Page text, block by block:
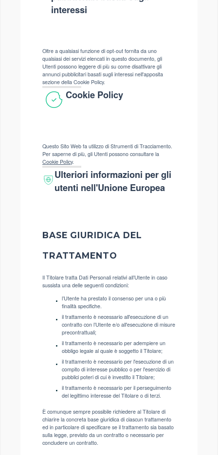
interessi
Oltre a qualsiasi funzione di opt-out fornita da uno
qualsiasi dei servizi elencati in questo documento, gli
Utenti possono leggere di più su come disattivare gli
annunci pubblicitari basati sugli interessi nell'apposita
sezione della Cookie Policy.
Cookie Policy
Questo Sito Web fa utilizzo di Strumenti di Tracciamento.
Per saperne di più, gli Utenti possono consultare la
Cookie Policy.
Ulteriori informazioni per gli
utenti nell'Unione Europea
BASE GIURIDICA DEL
TRATTAMENTO
Il Titolare tratta Dati Personali relativi all’Utente in caso
sussista una delle seguenti condizioni:
l’Utente ha prestato il consenso per una o più
finalità specifiche.
il trattamento è necessario all'esecuzione di un
contratto con l’Utente e/o all'esecuzione di misure
precontrattuali;
il trattamento è necessario per adempiere un
obbligo legale al quale è soggetto il Titolare;
il trattamento è necessario per l'esecuzione di un
compito di interesse pubblico o per l'esercizio di
pubblici poteri di cui è investito il Titolare;
il trattamento è necessario per il perseguimento
del legittimo interesse del Titolare o di terzi.
È comunque sempre possibile richiedere al Titolare di
chiarire la concreta base giuridica di ciascun trattamento
ed in particolare di specificare se il trattamento sia basato
sulla legge, previsto da un contratto o necessario per
concludere un contratto.